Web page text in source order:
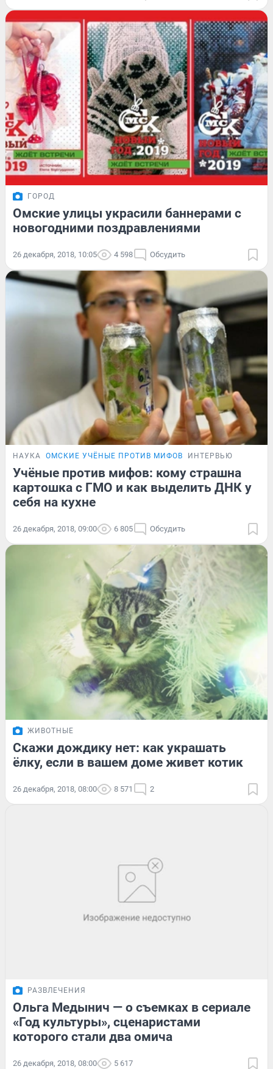
ГОРОД
Омские улицы украсили баннерами с
новогодними поздравлениями
26 декабря, 2018, 10:05 4 598 Обсудить
НАУКА ОМСКИЕ УЧЁНЫЕ ПРОТИВ МИФОВ ИНТЕРВЬЮ
Учёные против мифов: кому страшна
картошка с ГМО и как выделить ДНК у
себя на кухне
26 декабря, 2018, 09:00 6 805 Обсудить
ЖИВОТНЫЕ
Скажи дождику нет: как украшать
ёлку, если в вашем доме живет котик
26 декабря, 2018, 08:00 8 571 2
РАЗВЛЕЧЕНИЯ
Ольга Медынич — о съемках в сериале
«Год культуры», сценаристами
которого стали два омича
26 декабря, 2018, 08:00 5 617